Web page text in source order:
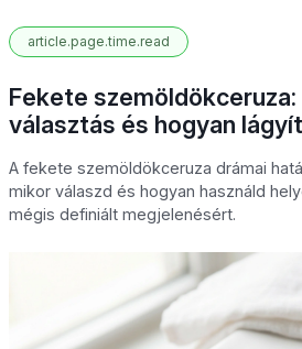
article.page.time.read
Fekete
választás és hogyan
A fekete szemöldökceruza drámai
mikor válaszd és hogyan használd
mégis definiált megjelenésért.